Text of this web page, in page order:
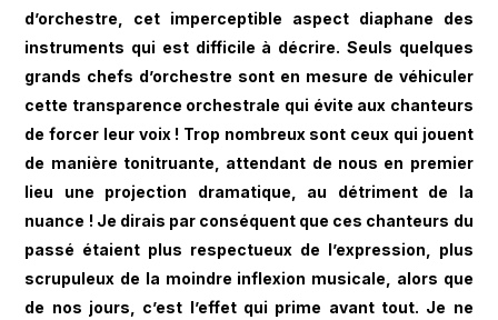
d’orchestre, cet imperceptible aspect diaphane des
instruments qui est difficile à décrire. Seuls quelques
grands chefs d’orchestre sont en mesure de véhiculer
cette transparence orchestrale qui évite aux chanteurs
de forcer leur voix ! Trop nombreux sont ceux qui jouent
de manière tonitruante, attendant de nous en premier
lieu une projection dramatique, au détriment de la
nuance ! Je dirais par conséquent que ces chanteurs du
passé étaient plus respectueux de l’expression, plus
scrupuleux de la moindre inflexion musicale, alors que
de nos jours, c’est l’effet qui prime avant tout. Je ne